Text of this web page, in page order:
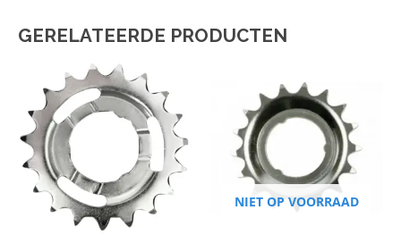
GERELATEERDE PRODUCTEN
NIET OP VOORRAAD